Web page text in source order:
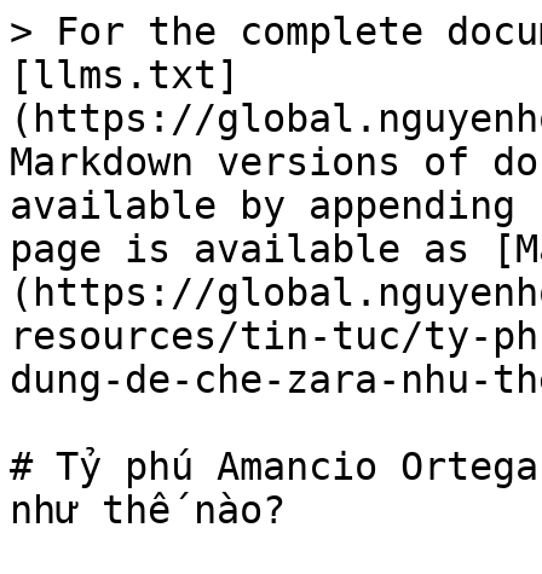
> For the complete
[llms.txt]
(https://
Markdown versions of
available by
page is available as
(https://
resources/tin-tuc/ty-
dung-de-che-zara-nhu-
# Tỷ phú Amancio
như thế nào?